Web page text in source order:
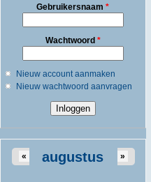
Gebruikersnaam*
Wachtwoord *
Nieuw account aanmaken
Nieuw wachtwoord aanvragen
augustus
« »